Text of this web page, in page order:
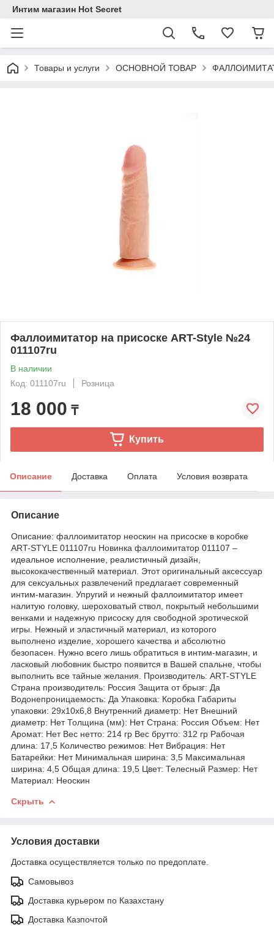
Интим магазин Hot Secret
Товары и услуги ОСНОВНОЙ ТОВАР
Фаллоимитатор на присоске ART-Style №24
011107ru
В наличии
Код: 011107ru
Розница
18 000 ₸
Купить
Описание Доставка Оплата Условия возврата
Описание
Описание: фаллоимитатор неоскин на присоске в коробке
ART-STYLE 011107ru Новинка фаллоимитатор 011107 –
идеальное исполнение, реалистичный дизайн,
высококачественный материал. Этот оригинальный аксессуар
для сексуальных развлечений предлагает современный
интим-магазин. Упругий и нежный фаллоимитатор имеет
налитую головку, шероховатый ствол, покрытый небольшими
венками и надежную присоску для свободной эротической
игры. Нежный и эластичный материал, из которого
выполнено изделие, хорошего качества и абсолютно
безопасен. Нужно всего лишь обратиться в интим-магазин, и
ласковый любовник быстро появится в Вашей спальне, чтобы
выполнить все тайные желания. Производитель: ART-STYLE
Страна производитель: Россия Защита от брызг: Да
Водонепроницаемость: Да Упаковка: Коробка Габариты
упаковки: 29x10x6,8 Внутренний диаметр: Нет Внешний
диаметр: Нет Толщина (мм): Нет Страна: Россия Объем: Нет
Аромат: Нет Веc нетто: 214 гр Веc брутто: 312 гр Рабочая
длина: 17,5 Количество режимов: Нет Вибрация: Нет
Батарейки: Нет Минимальная ширина: 3,5 Максимальная
ширина: 4,5 Общая длина: 19,5 Цвет: Телесный Размер: Нет
Материал: Неоскин
Скрыть
Условия доставки
Доставка осуществляется только по предоплате.
Самовывоз
Доставка курьером по Казахстану
Доставка Казпочтой